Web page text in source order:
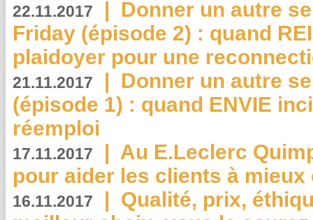
22.11.2017 | Donner un autre
Friday (épisode 2) : quand
plaidoyer pour une
21.11.2017 | Donner un autre
(épisode 1) : quand ENVIE
réemploi
17.11.2017 | Au E.Leclerc
pour aider les clients à
16.11.2017 | Qualité, prix,